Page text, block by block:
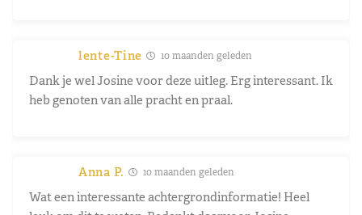
lente-Tine 10 maanden geleden
Dank je wel Josine voor deze uitleg. Erg interessant. Ik
heb genoten van alle pracht en praal.
Anna P. 10 maanden geleden
Wat een interessante achtergrondinformatie! Heel